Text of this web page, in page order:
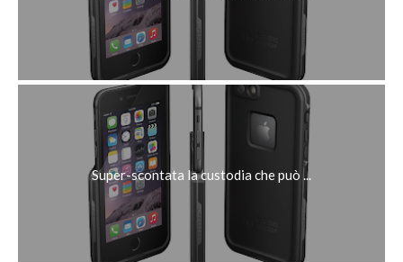
Super-scontata la custodia che può ...